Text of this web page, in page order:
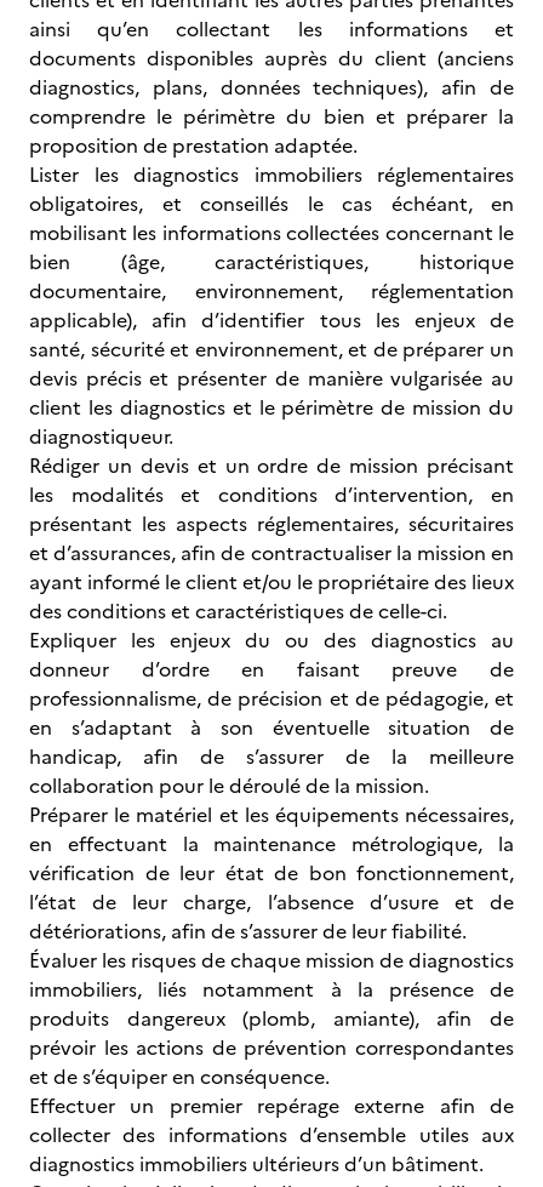
ainsi qu’en collectant les informations et
documents disponibles auprès du client (anciens
diagnostics, plans, données techniques), afin de
comprendre le périmètre du bien et préparer la
proposition de prestation adaptée.
Lister les diagnostics immobiliers réglementaires
obligatoires, et conseillés le cas échéant, en
mobilisant les informations collectées concernant le
bien (âge, caractéristiques, historique
documentaire, environnement, réglementation
applicable), afin d’identifier tous les enjeux de
santé, sécurité et environnement, et de préparer un
devis précis et présenter de manière vulgarisée au
client les diagnostics et le périmètre de mission du
diagnostiqueur.
Rédiger un devis et un ordre de mission précisant
les modalités et conditions d’intervention, en
présentant les aspects réglementaires, sécuritaires
et d’assurances, afin de contractualiser la mission en
ayant informé le client et/ou le propriétaire des lieux
des conditions et caractéristiques de celle-ci.
Expliquer les enjeux du ou des diagnostics au
donneur d’ordre en faisant preuve de
professionnalisme, de précision et de pédagogie, et
en s’adaptant à son éventuelle situation de
handicap, afin de s’assurer de la meilleure
collaboration pour le déroulé de la mission.
Préparer le matériel et les équipements nécessaires,
en effectuant la maintenance métrologique, la
vérification de leur état de bon fonctionnement,
l’état de leur charge, l’absence d’usure et de
détériorations, afin de s’assurer de leur fiabilité.
Évaluer les risques de chaque mission de diagnostics
immobiliers, liés notamment à la présence de
produits dangereux (plomb, amiante), afin de
prévoir les actions de prévention correspondantes
et de s’équiper en conséquence.
Effectuer un premier repérage externe afin de
collecter des informations d’ensemble utiles aux
diagnostics immobiliers ultérieurs d’un bâtiment.